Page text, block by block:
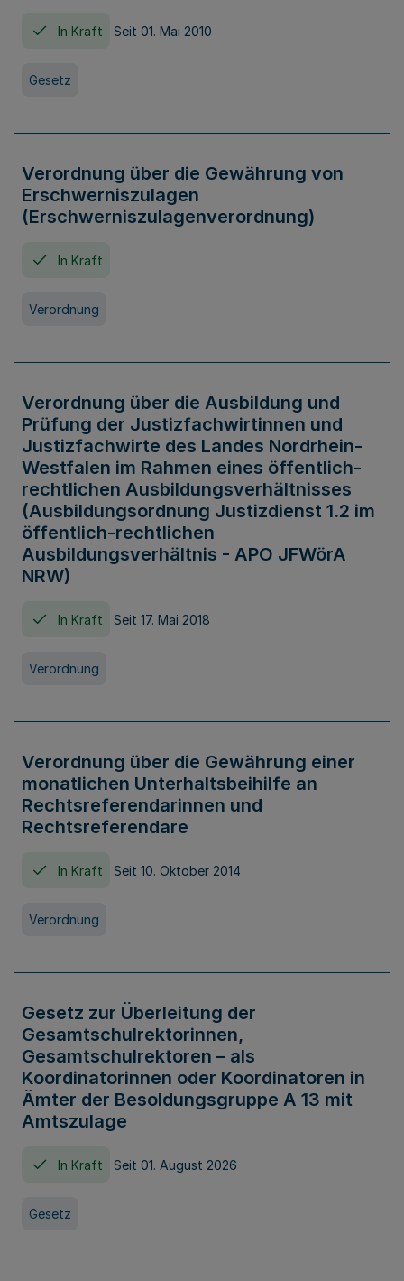
In Kraft Seit 01. Mai 2010
Gesetz
Verordnung über die Gewährung von
Erschwerniszulagen
(Erschwerniszulagenverordnung)
In Kraft
Verordnung
Verordnung über die Ausbildung und
Prüfung der Justizfachwirtinnen und
Justizfachwirte des Landes Nordrhein-
Westfalen im Rahmen eines öffentlich-
rechtlichen Ausbildungsverhältnisses
(Ausbildungsordnung Justizdienst 1.2 im
öffentlich-rechtlichen
Ausbildungsverhältnis - APO JFWörA
NRW)
In Kraft Seit 17. Mai 2018
Verordnung
Verordnung über die Gewährung einer
monatlichen Unterhaltsbeihilfe an
Rechtsreferendarinnen und
Rechtsreferendare
In Kraft Seit 10. Oktober 2014
Verordnung
Gesetz zur Überleitung der
Gesamtschulrektorinnen,
Gesamtschulrektoren – als
Koordinatorinnen oder Koordinatoren in
Ämter der Besoldungsgruppe A 13 mit
Amtszulage
In Kraft Seit 01. August 2026
Gesetz